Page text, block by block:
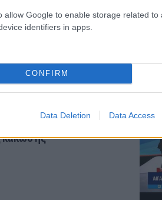
allow Google to enable storage related to
identifiers in apps.
CONFIRM
Data Deletion Data Access
3,5 φορές
κάκωσης